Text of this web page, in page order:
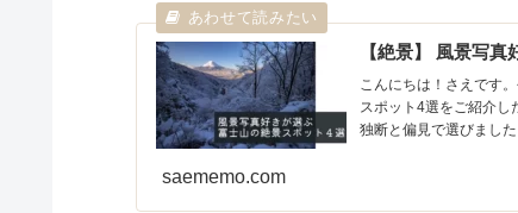
【絶景】 風景写
こんにちは！さえです
スポット4選をご紹介し
独断と偏見で選びました
saememo.com